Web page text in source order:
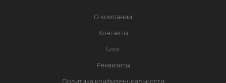
О компании
Контакты
Блог
Реквизиты
Политика конфиденциальности